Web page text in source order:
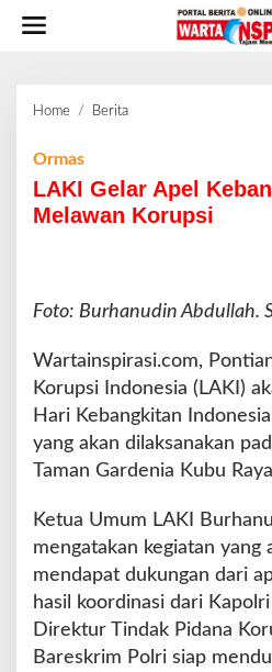
Home / Berita
G
e
A
K
e
b
k
i
t
a
I
n
Ormas
LAKI Gelar Apel
Melawan Korupsi
Foto: Burhanudin Abdullah.
Wartainspirasi.com,
Korupsi Indonesia (LAKI)
Hari Kebangkitan
yang akan dilaksanakan
Taman Gardenia Kubu
Ketua Umum LAKI
mengatakan kegiatan yang
mendapat dukungan dari
hasil koordinasi dari
Direktur Tindak Pidana
Bareskrim Polri siap